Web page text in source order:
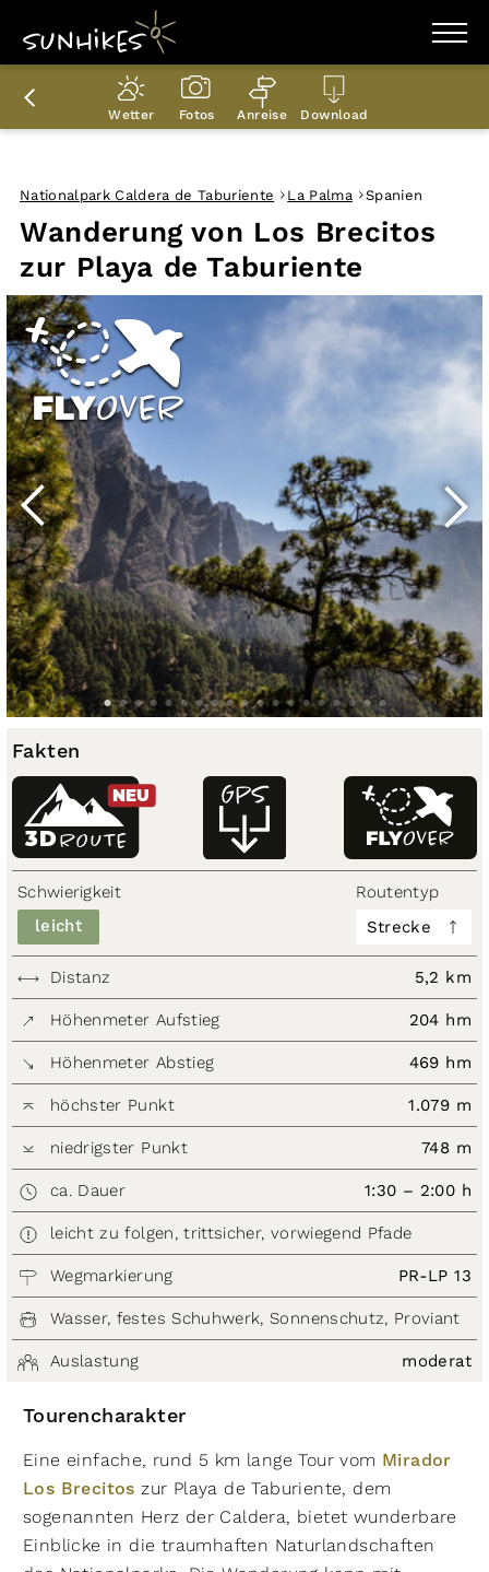
WANDERZIELE
WANDERUNGEN
ENTDECKEN
PLANER
Wetter Fotos Anreise Download
Wanderung von Los Brecitos
zur Playa de Taburiente
Nationalpark Caldera de Taburiente La Palma Spanien
Fakten
ROUTE
3D
NEU
Schwierigkeit
leicht
Routentyp
Strecke
Distanz 5,2 km
Höhenmeter Aufstieg 204 hm
Höhenmeter Abstieg 469 hm
höchster Punkt 1.079 m
niedrigster Punkt 748 m
ca. Dauer 1:30 – 2:00 h
leicht zu folgen, trittsicher, vorwiegend Pfade
Wegmarkierung PR-LP 13
Wasser, festes Schuhwerk, Sonnenschutz, Proviant
Auslastung moderat
Tourencharakter
Eine einfache, rund 5 km lange Tour vom Mirador
Los Brecitos zur Playa de Taburiente, dem
sogenannten Herz der Caldera, bietet wunderbare
Einblicke in die traumhaften Naturlandschaften